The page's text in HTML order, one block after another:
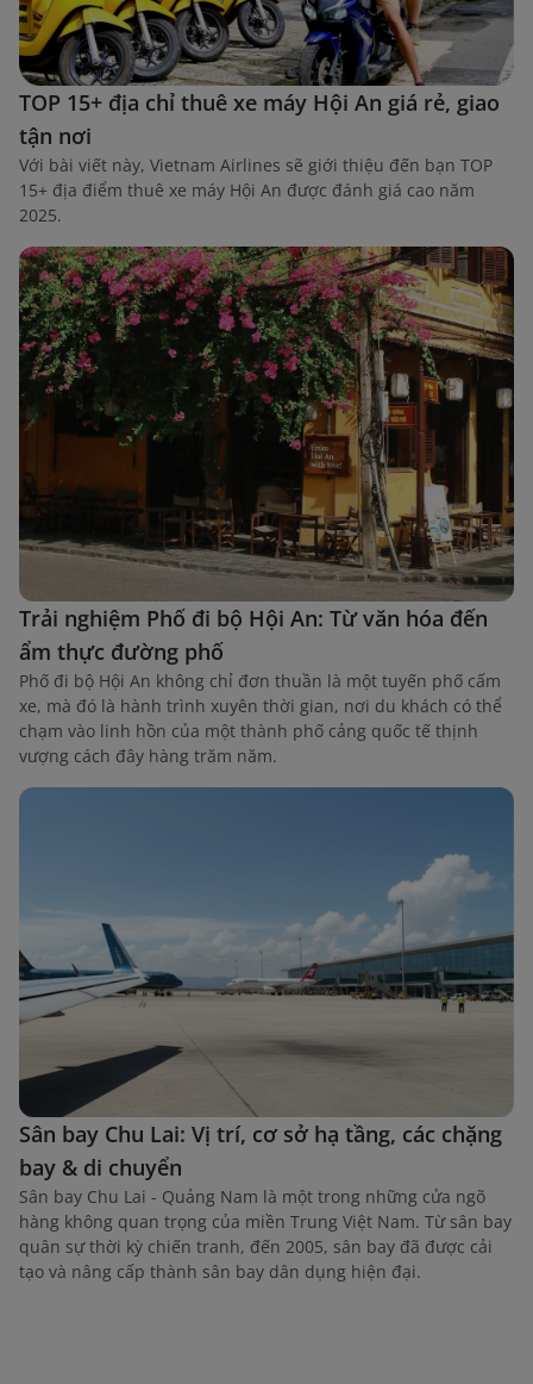
TOP 15+ địa chỉ thuê xe máy Hội An giá rẻ, giao
tận nơi
Với bài viết này, Vietnam Airlines sẽ giới thiệu đến bạn TOP
15+ địa điểm thuê xe máy Hội An được đánh giá cao năm
2025.
Trải nghiệm Phố đi bộ Hội An: Từ văn hóa đến
ẩm thực đường phố
Phố đi bộ Hội An không chỉ đơn thuần là một tuyến phố cấm
xe, mà đó là hành trình xuyên thời gian, nơi du khách có thể
chạm vào linh hồn của một thành phố cảng quốc tế thịnh
vượng cách đây hàng trăm năm.
Sân bay Chu Lai: Vị trí, cơ sở hạ tầng, các chặng
bay & di chuyển
Sân bay Chu Lai - Quảng Nam là một trong những cửa ngõ
hàng không quan trọng của miền Trung Việt Nam. Từ sân bay
quân sự thời kỳ chiến tranh, đến 2005, sân bay đã được cải
tạo và nâng cấp thành sân bay dân dụng hiện đại.